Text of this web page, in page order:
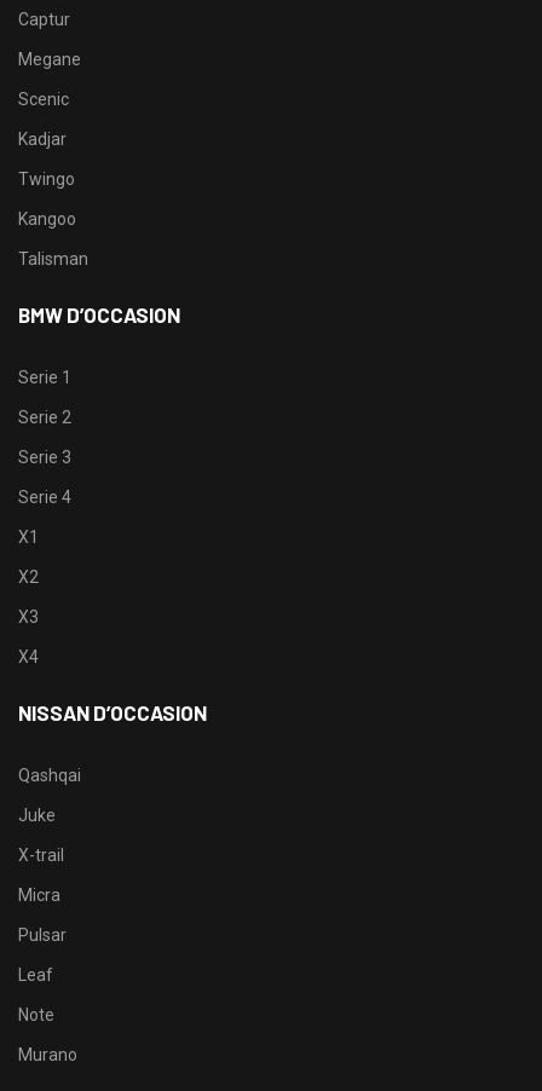
Captur
Megane
Scenic
Kadjar
Twingo
Kangoo
Talisman
BMW D’OCCASION
Serie 1
Serie 2
Serie 3
Serie 4
X1
X2
X3
X4
NISSAN D’OCCASION
Qashqai
Juke
X-trail
Micra
Pulsar
Leaf
Note
Murano